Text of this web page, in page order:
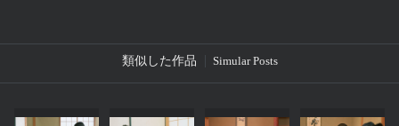
類似した作品 Simular Posts